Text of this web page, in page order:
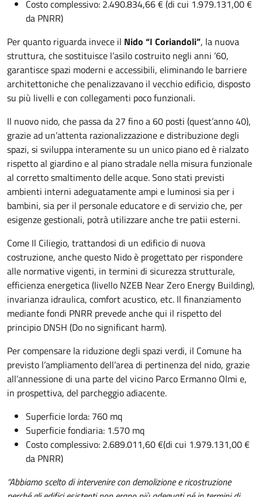
Costo complessivo: 2.490.834,66 € (di cui 1.979.131,00 €
da PNRR)
Per quanto riguarda invece il Nido “I Coriandoli”, la nuova
struttura, che sostituisce l’asilo costruito negli anni ’60,
garantisce spazi moderni e accessibili, eliminando le barriere
architettoniche che penalizzavano il vecchio edificio, disposto
su più livelli e con collegamenti poco funzionali.
Il nuovo nido, che passa da 27 fino a 60 posti (quest’anno 40),
grazie ad un’attenta razionalizzazione e distribuzione degli
spazi, si sviluppa interamente su un unico piano ed è rialzato
rispetto al giardino e al piano stradale nella misura funzionale
al corretto smaltimento delle acque. Sono stati previsti
ambienti interni adeguatamente ampi e luminosi sia per i
bambini, sia per il personale educatore e di servizio che, per
esigenze gestionali, potrà utilizzare anche tre patii esterni.
Come Il Ciliegio, trattandosi di un edificio di nuova
costruzione, anche questo Nido è progettato per rispondere
alle normative vigenti, in termini di sicurezza strutturale,
efficienza energetica (livello NZEB Near Zero Energy Building),
invarianza idraulica, comfort acustico, etc. Il finanziamento
mediante fondi PNRR prevede anche qui il rispetto del
principio DNSH (Do no significant harm).
Per compensare la riduzione degli spazi verdi, il Comune ha
previsto l’ampliamento dell’area di pertinenza del nido, grazie
all’annessione di una parte del vicino Parco Ermanno Olmi e,
in prospettiva, del parcheggio adiacente.
Superficie lorda: 760 mq
Superficie fondiaria: 1.570 mq
Costo complessivo: 2.689.011,60 €(di cui 1.979.131,00 €
da PNRR)
“Abbiamo scelto di intervenire con demolizione e ricostruzione